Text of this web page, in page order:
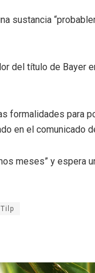
sustancia
del título de Bayer
formalidades para
en el comunicado
meses” y espera
Tilp